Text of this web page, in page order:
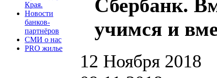
Края.
Новости
банков-
партнёров
СМИ о нас
PRO жилье
Сбербанк.
учимся и
12 Ноября 2018